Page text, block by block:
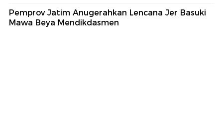
Pemprov Jatim Anugerahkan Lencana Jer Basuki
Mawa Beya Mendikdasmen